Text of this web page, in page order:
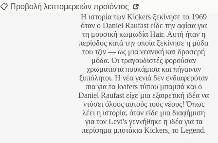
📋 Προβολή λεπτομερειών προϊόντος
Η ιστορία των Kickers ξεκίνησε το 1969
όταν ο Daniel Raufast είδε την αφίσα για
τη μουσική κωμωδία Hair. Αυτή ήταν η
περίοδος κατά την οποία ξεκίνησε η μόδα
του τζιν — ως μια νεανική και δροσερή
μόδα. Οι τραγουδιστές φορούσαν
χρωματιστά πουκάμισα και πήγαιναν
ξυπόλητοι. Η νέα γενιά δεν ενδιαφερόταν
πια για τα loafers τύπου μπαμπά και ο
Daniel Raufast είχε μια εξαιρετική ιδέα να
ντύσει όλους αυτούς τους νέους! Όπως
λέει η ιστορία, όταν είδε μια διαφήμιση
για τον Levi's γεννήθηκε η ιδέα για τα
περίφημα μποτάκια Kickers, το Legend.